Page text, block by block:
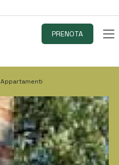
PRENOTA
Appartamenti